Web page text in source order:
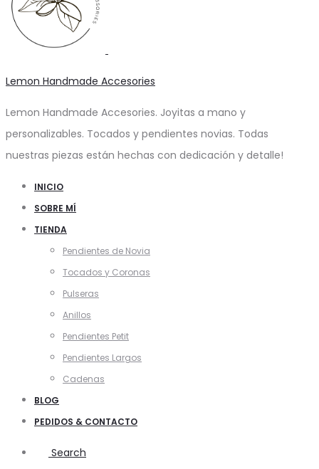
Lemon Handmade Accesories
Lemon Handmade Accesories. Joyitas a mano y
personalizables. Tocados y pendientes novias. Todas
nuestras piezas están hechas con dedicación y detalle!
INICIO
SOBRE MÍ
TIENDA
Pendientes de Novia
Tocados y Coronas
Pulseras
Anillos
Pendientes Petit
Pendientes Largos
Cadenas
BLOG
PEDIDOS & CONTACTO
Search